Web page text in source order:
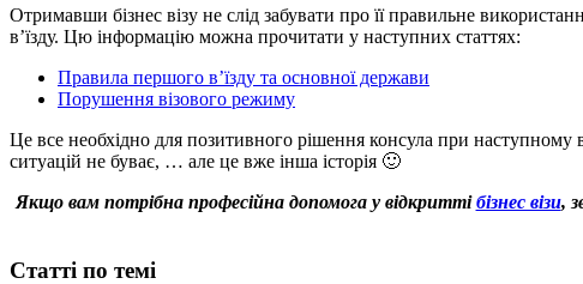
Отримавши бізнес візу не слід забувати про її правильне
в’їзду. Цю інформацію можна прочитати у наступних статтях:
Правила першого в’їзду та основної держави
Порушення візового режиму
Це все необхідно для позитивного рішення консула при
ситуацій не буває, … але це вже інша історія 🙂
Якщо вам потрібна професійна допомога у відкриттібізнес візи,
Статті по темі